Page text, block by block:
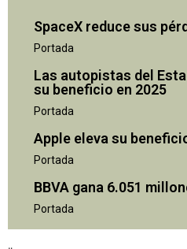
SpaceX reduce sus
Portada
Las autopistas del
su beneficio en 2025
Portada
Apple eleva su
Portada
BBVA gana 6.051
Portada